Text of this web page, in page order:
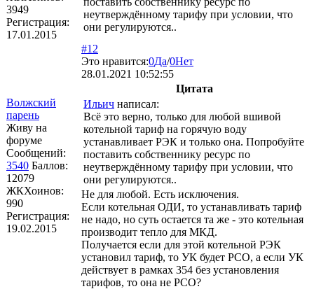
3949
Регистрация:
17.01.2015
неутверждённому тарифу при условии, что
они регулируются..
Волжский
парень
Живу на
форуме
Сообщений:
3540 Баллов:
12079
ЖКХоинов:
990
Регистрация:
19.02.2015
#12
Это нравится:0Да/0Нет
28.01.2021 10:52:55
Цитата
Ильич написал:
Всё это верно, только для любой вшивой
котельной тариф на горячую воду
устанавливает РЭК и только она. Попробуйте
поставить собственнику ресурс по
неутверждённому тарифу при условии, что
они регулируются..
Не для любой. Есть исключения.
Если котельная ОДИ, то устанавливать тариф
не надо, но суть остается та же - это котельная
производит тепло для МКД.
Получается если для этой котельной РЭК
установил тариф, то УК будет РСО, а если УК
действует в рамках 354 без установления
тарифов, то она не РСО?